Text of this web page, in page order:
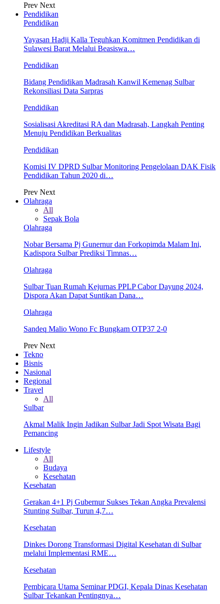
Prev Next
Pendidikan
Pendidikan
Yayasan Hadji Kalla Teguhkan Komitmen Pendidikan di
Sulawesi Barat Melalui Beasiswa…
Pendidikan
Bidang Pendidikan Madrasah Kanwil Kemenag Sulbar
Rekonsiliasi Data Sarpras
Pendidikan
Sosialisasi Akreditasi RA dan Madrasah, Langkah Penting
Menuju Pendidikan Berkualitas
Pendidikan
Komisi IV DPRD Sulbar Monitoring Pengelolaan DAK Fisik
Pendidikan Tahun 2020 di…
Prev Next
Olahraga
All
Sepak Bola
Olahraga
Nobar Bersama Pj Gunernur dan Forkopimda Malam Ini,
Kadispora Sulbar Prediksi Timnas…
Olahraga
Sulbar Tuan Rumah Kejurnas PPLP Cabor Dayung 2024,
Dispora Akan Dapat Suntikan Dana…
Olahraga
Sandeq Malio Wono Fc Bungkam OTP37 2-0
Prev Next
Tekno
Bisnis
Nasional
Regional
Travel
All
Sulbar
Akmal Malik Ingin Jadikan Sulbar Jadi Spot Wisata Bagi
Pemancing
Lifestyle
All
Budaya
Kesehatan
Kesehatan
Gerakan 4+1 Pj Gubernur Sukses Tekan Angka Prevalensi
Stunting Sulbar, Turun 4,7…
Kesehatan
Dinkes Dorong Transformasi Digital Kesehatan di Sulbar
melalui Implementasi RME…
Kesehatan
Pembicara Utama Seminar PDGI, Kepala Dinas Kesehatan
Sulbar Tekankan Pentingnya…